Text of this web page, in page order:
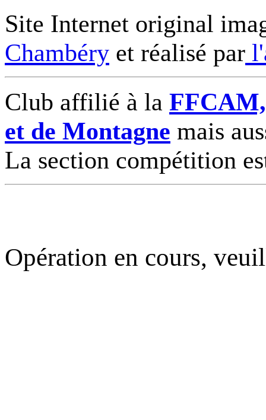
Site Internet original
Chambéry et réalisé par
Club affilié à la
et de Montagne mais
La section compétition
Opération en cours,